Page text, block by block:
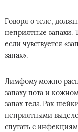
Говоря о теле,
неприятные запахи.
если чувствуется
запах».
Лимфому можно
запаху пота и
запах тела. Рак
неприятными
спутать с